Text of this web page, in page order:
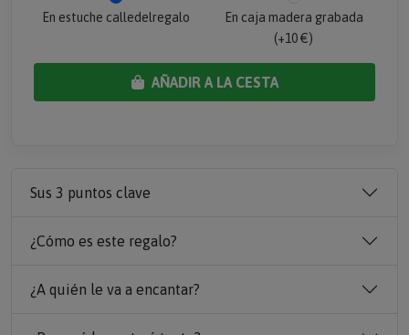
En estuche calledelregalo
En caja madera grabada
(+10 €)
AÑADIR A LA CESTA
Sus 3 puntos clave
¿Cómo es este regalo?
¿A quién le va a encantar?